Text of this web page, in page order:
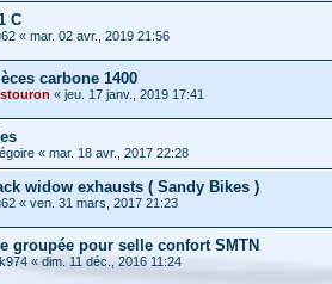
C
« mar. 02 avr., 2019 21:56
carbone 1400
« jeu. 17 janv., 2019 17:41
« mar. 18 avr., 2017 22:28
widow exhausts ( Sandy Bikes )
« ven. 31 mars, 2017 21:23
groupée pour selle confort SMTN
« dim. 11 déc., 2016 11:24